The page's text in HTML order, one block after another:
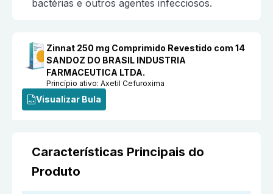
bactérias e outros agentes infecciosos.
Zinnat 250 mg Comprimido Revestido com 14
SANDOZ DO BRASIL INDUSTRIA
FARMACEUTICA LTDA.
Princípio ativo:Axetil Cefuroxima
Visualizar Bula
Características Principais do
Produto